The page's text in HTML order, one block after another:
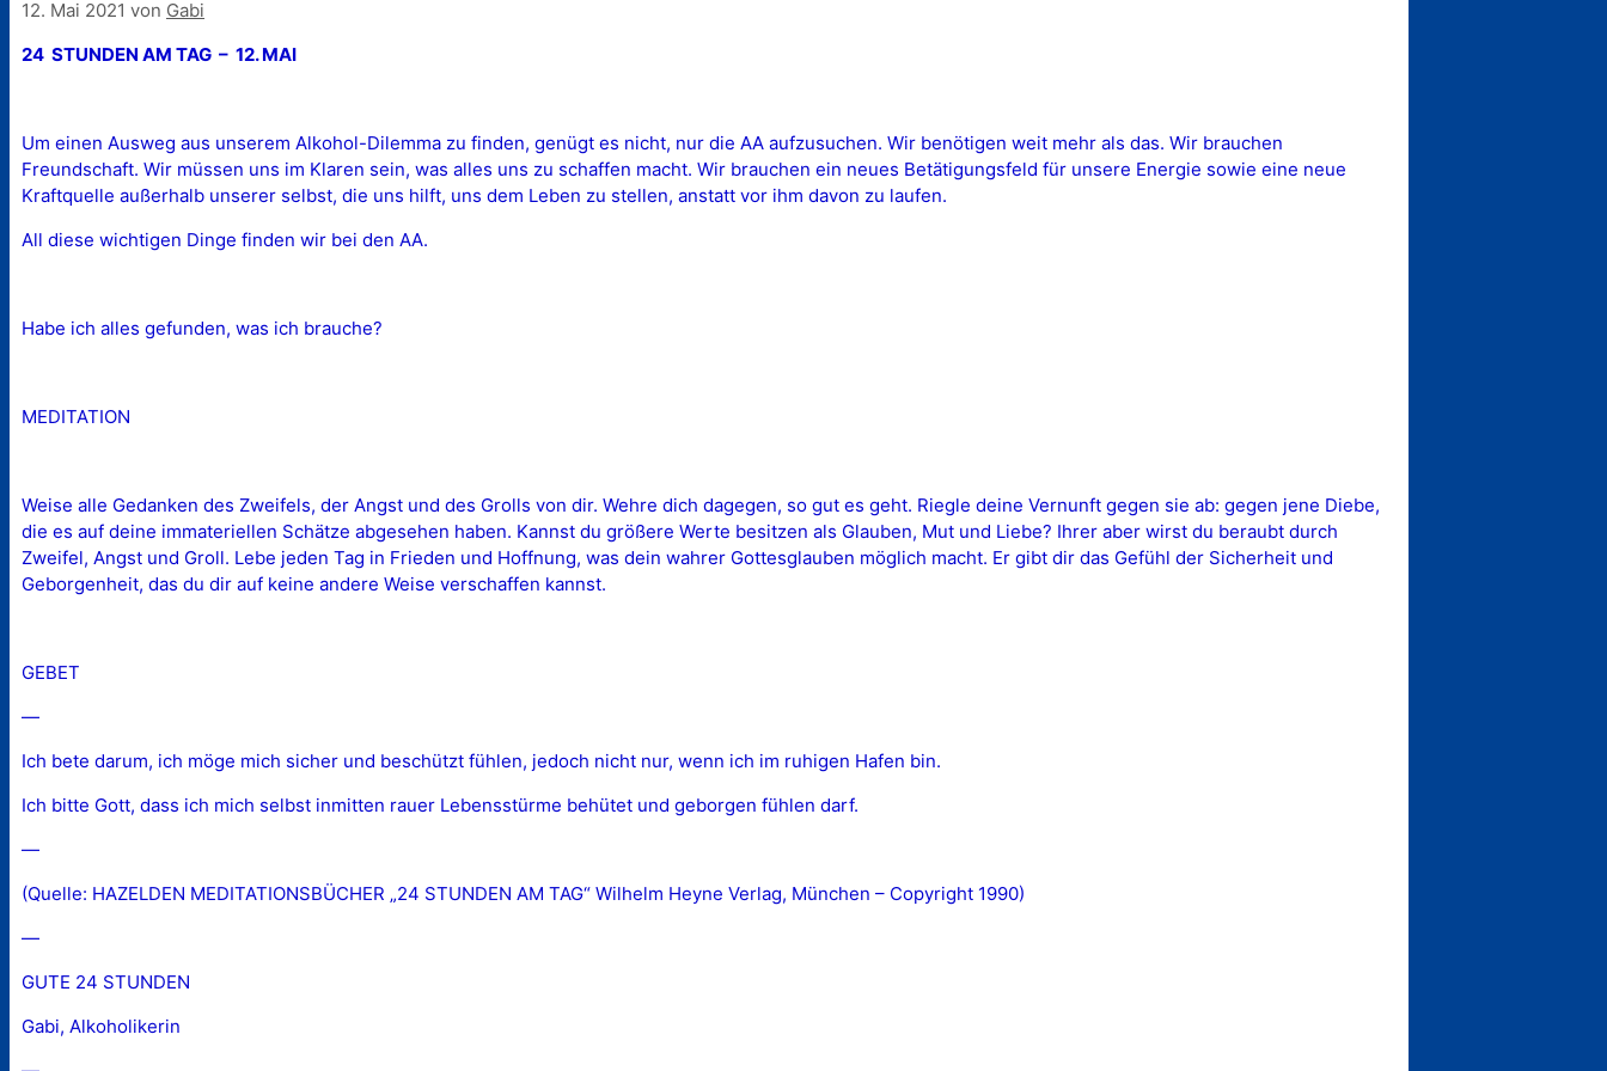
12. Mai 2021 von Gabi
24 STUNDEN AM TAG – 12. MAI
Um einen Ausweg aus unserem Alkohol-Dilemma zu finden, genügt es nicht, nur die AA aufzusuchen. Wir benötigen weit mehr als das. Wir brauchen
Freundschaft. Wir müssen uns im Klaren sein, was alles uns zu schaffen macht. Wir brauchen ein neues Betätigungsfeld für unsere Energie sowie eine neue
Kraftquelle außerhalb unserer selbst, die uns hilft, uns dem Leben zu stellen, anstatt vor ihm davon zu laufen.
All diese wichtigen Dinge finden wir bei den AA.
Habe ich alles gefunden, was ich brauche?
MEDITATION
Weise alle Gedanken des Zweifels, der Angst und des Grolls von dir. Wehre dich dagegen, so gut es geht. Riegle deine Vernunft gegen sie ab: gegen jene Diebe,
die es auf deine immateriellen Schätze abgesehen haben. Kannst du größere Werte besitzen als Glauben, Mut und Liebe? Ihrer aber wirst du beraubt durch
Zweifel, Angst und Groll. Lebe jeden Tag in Frieden und Hoffnung, was dein wahrer Gottesglauben möglich macht. Er gibt dir das Gefühl der Sicherheit und
Geborgenheit, das du dir auf keine andere Weise verschaffen kannst.
GEBET
—
Ich bete darum, ich möge mich sicher und beschützt fühlen, jedoch nicht nur, wenn ich im ruhigen Hafen bin.
Ich bitte Gott, dass ich mich selbst inmitten rauer Lebensstürme behütet und geborgen fühlen darf.
—
(Quelle: HAZELDEN MEDITATIONSBÜCHER „24 STUNDEN AM TAG“ Wilhelm Heyne Verlag, München – Copyright 1990)
—
GUTE 24 STUNDEN
Gabi, Alkoholikerin